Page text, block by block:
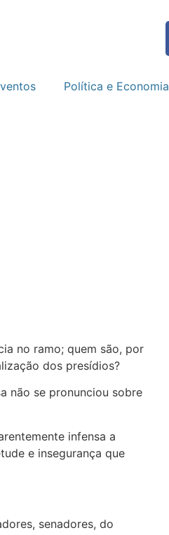
Política e Economia
no ramo; quem são, por
dos presídios?
não se pronunciou sobre
infensa a
e insegurança que
senadores, do